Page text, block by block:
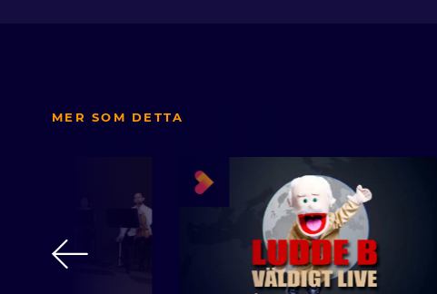
MER SOM DETTA